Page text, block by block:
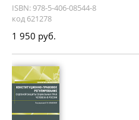
ISBN: 978-5-406-08544-8
код 621278
1 950 руб.